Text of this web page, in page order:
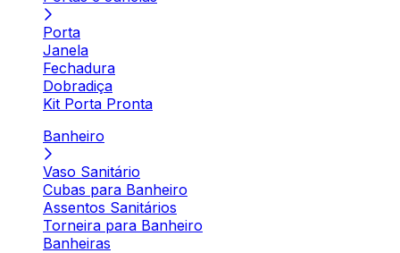
Porta
Janela
Fechadura
Dobradiça
Kit Porta Pronta
Banheiro
Vaso Sanitário
Cubas para Banheiro
Assentos Sanitários
Torneira para Banheiro
Banheiras